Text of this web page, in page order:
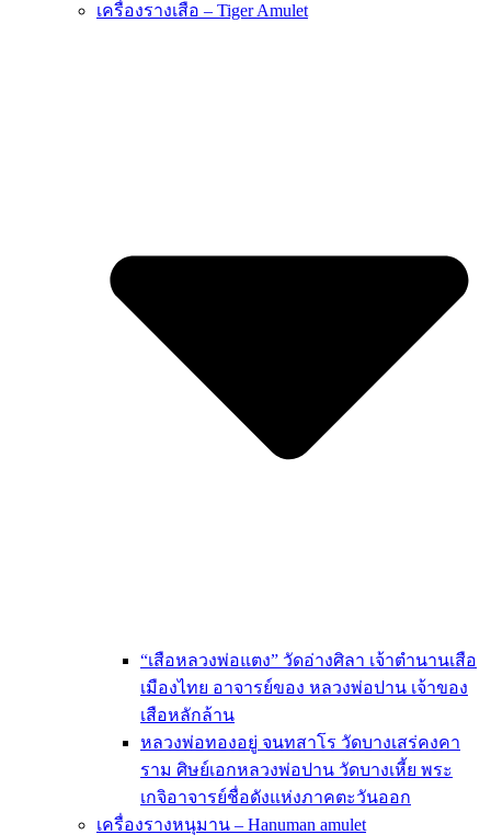
เครื่องรางเสือ – Tiger Amulet
“เสือหลวงพ่อแตง” วัดอ่างศิลา เจ้าตำนานเสือ
เมืองไทย อาจารย์ของ หลวงพ่อปาน เจ้าของ
เสือหลักล้าน
หลวงพ่อทองอยู่ จนทสาโร วัดบางเสร่คงคา
ราม ศิษย์เอกหลวงพ่อปาน วัดบางเหี้ย พระ
เกจิอาจารย์ชื่อดังแห่งภาคตะวันออก
เครื่องรางหนุมาน – Hanuman amulet